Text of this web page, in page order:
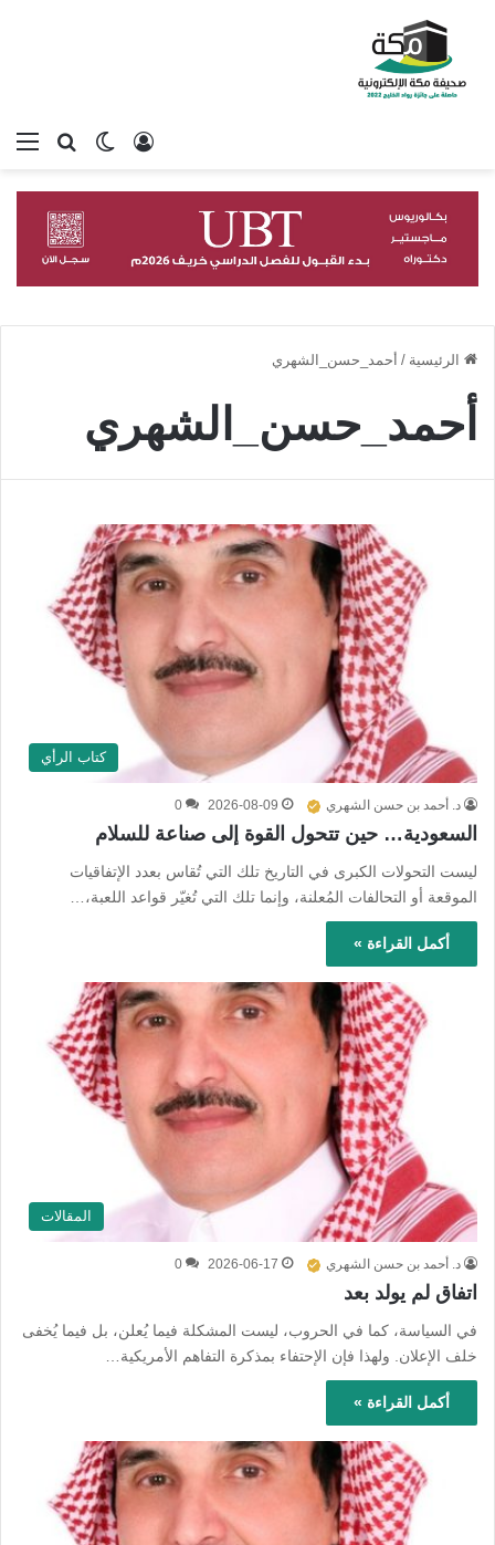
بحثالوضع
تسجيل الدخول
الرئيسية / أحمد_حسن_الشهري
أحمد_حسن_الشهري
كتاب الرأي
د. أحمد بن حسن الشهري 2026-08-09
0
السعودية… حين تتحول القوة إلى صناعة للسلام
ليست التحولات الكبرى في التاريخ تلك التي تُقاس بعدد الإتفاقيات
الموقعة أو التحالفات المُعلنة، وإنما تلك التي تُغيّر قواعد اللعبة،…
أكمل القراءة »
المقالات
د. أحمد بن حسن الشهري 2026-06-17
0
اتفاق لم يولد بعد
في السياسة، كما في الحروب، ليست المشكلة فيما يُعلن، بل فيما يُخفى
خلف الإعلان. ولهذا فإن الإحتفاء بمذكرة التفاهم الأمريكية…
أكمل القراءة »